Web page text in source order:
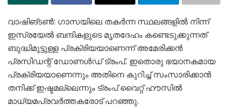
വാഷിങ്ടൺ: ഗാസയിലെ തകർന്ന സ്ഥലങ്ങളിൽ നിന്ന്
ഇസ്രയേൽ ബന്ദികളുടെ മൃതദേഹം കണ്ടെടുക്കുന്നത്
ബുദ്ധിമുട്ടുള്ള പ്രക്രിയയാണെന്ന് അമേരിക്കൻ
പ്രസിഡന്റ് ഡോണൾഡ് ട്രംപ്. ഇതൊരു ഭയാനകമായ
പ്രക്രിയയാണെന്നും അതിനെ കുറിച്ച് സംസാരിക്കാൻ
തനിക്ക് ഇഷ്ടമല്ലെന്നും ട്രംപ് വൈറ്റ് ഹൗസിൽ
മാധ്യമപ്രവർത്തകരോട് പറഞ്ഞു.